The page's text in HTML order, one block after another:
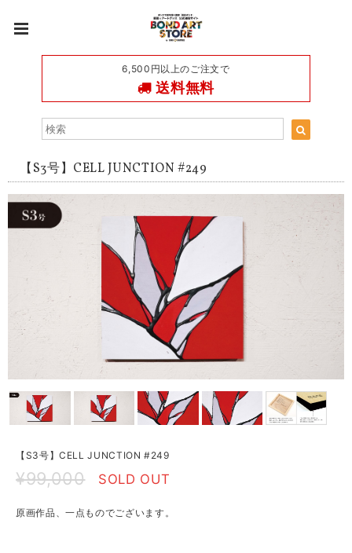
6,500円以上のご注文で
送料無料
【S3号】CELL JUNCTION #249
【S3号】CELL JUNCTION #249
¥99,000 SOLD OUT
原画作品、一点ものでございます。